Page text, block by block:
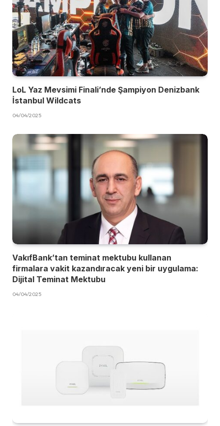
LoL Yaz Mevsimi Finali’nde Şampiyon Denizbank
İstanbul Wildcats
04/04/2025
VakıfBank’tan teminat mektubu kullanan
firmalara vakit kazandıracak yeni bir uygulama:
Dijital Teminat Mektubu
04/04/2025